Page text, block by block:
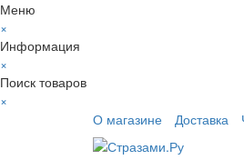
Меню
×
Информация
×
Поиск товаров
×
О магазине
Доставка